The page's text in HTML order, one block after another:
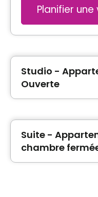
Planifier une
Studio -
Ouverte
1 ½ (Studio)
Suite -
chambre